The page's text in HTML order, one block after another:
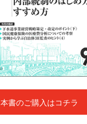
本書のご購入はコチラ